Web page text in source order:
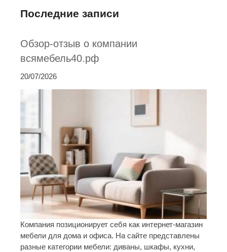
Последние записи
Обзор-отзыв о компании
всямебель40.рф
20/07/2026
Компания позиционирует себя как интернет-магазин
мебели для дома и офиса. На сайте представлены
разные категории мебели: диваны, шкафы, кухни,